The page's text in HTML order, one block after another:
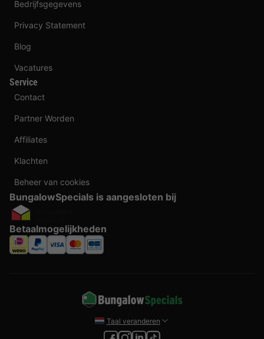
Bedrijfsgegevens
Privacy Statement
Blog
Vacatures
Service
Contact
Partner Worden
Affiliates
Klachten
Beheer van cookies
BungalowSpecials is aangesloten bij
Betaalmogelijkheden
Taal veranderen